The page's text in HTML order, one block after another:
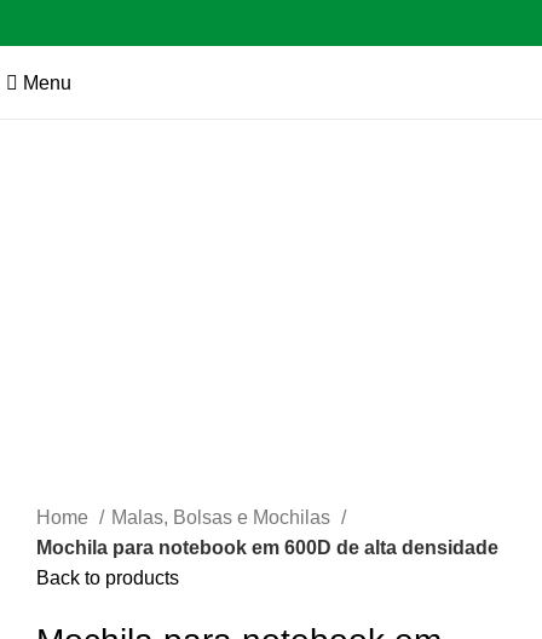
Menu
Home
Malas, Bolsas e Mochilas
Mochila para notebook em 600D de alta densidade
Back to products